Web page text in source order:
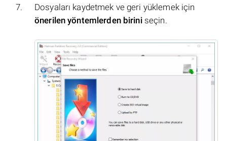
Dosyaları kaydetmek ve geri yüklemek için
önerilen yöntemlerden biriniseçin.